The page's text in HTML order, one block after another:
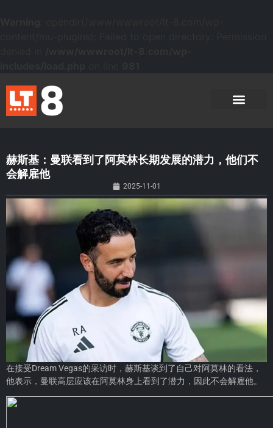
赫斯基：曼联看到了阿莫林长期发展的潜力，他们不
会解雇他
2025-11-01
在接受Dream Vegas的采访时，赫斯基谈到了自己对阿莫林的看法，
他表示，曼联高层应该在阿莫林身上看到了潜力，因此不会解雇他。